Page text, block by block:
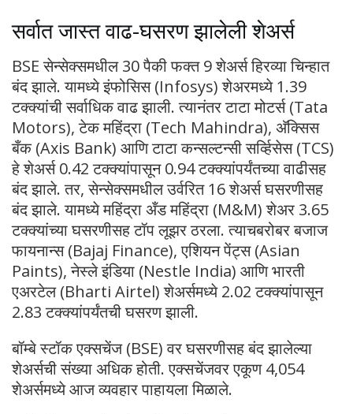
सर्वात जास्त वाढ-घसरण झालेली शेअर्स
BSE सेन्सेक्समधील 30 पैकी फक्त 9 शेअर्स हिरव्या चिन्हात
बंद झाले. यामध्ये इंफोसिस (Infosys) शेअरमध्ये 1.39
टक्क्यांची सर्वाधिक वाढ झाली. त्यानंतर टाटा मोटर्स (Tata
Motors), टेक महिंद्रा (Tech Mahindra), अ‍ॅक्सिस
बँक (Axis Bank) आणि टाटा कन्सल्टन्सी सर्व्हिसेस (TCS)
हे शेअर्स 0.42 टक्क्यांपासून 0.94 टक्क्यांपर्यंतच्या वाढीसह
बंद झाले. तर, सेन्सेक्समधील उर्वरित 16 शेअर्स घसरणीसह
बंद झाले. यामध्ये महिंद्रा अँड महिंद्रा (M&M) शेअर 3.65
टक्क्यांच्या घसरणीसह टॉप लूझर ठरला. त्याचबरोबर बजाज
फायनान्स (Bajaj Finance), एशियन पेंट्स (Asian
Paints), नेस्ले इंडिया (Nestle India) आणि भारती
एअरटेल (Bharti Airtel) शेअर्समध्ये 2.02 टक्क्यांपासून
2.83 टक्क्यांपर्यंतची घसरण झाली.
बॉम्बे स्टॉक एक्सचेंज (BSE) वर घसरणीसह बंद झालेल्या
शेअर्सची संख्या अधिक होती. एक्सचेंजवर एकूण 4,054
शेअर्समध्ये आज व्यवहार पाहायला मिळाले.